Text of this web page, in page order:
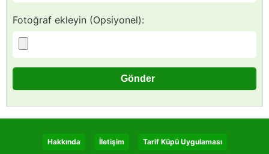
Fotoğraf ekleyin (Opsiyonel):
Hakkında İletişim Tarif Küpü Uygulaması